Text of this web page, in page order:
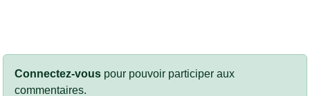
Connectez-vous pour pouvoir participer aux
commentaires.